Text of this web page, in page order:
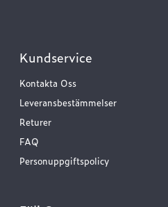
Kundservice
Kontakta Oss
Leveransbestämmelser
Returer
FAQ
Personuppgiftspolicy